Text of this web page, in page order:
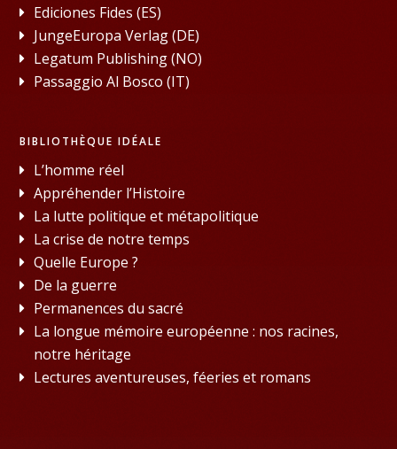
Ediciones Fides (ES)
JungeEuropa Verlag (DE)
Legatum Publishing (NO)
Passaggio Al Bosco (IT)
BIBLIOTHÈQUE IDÉALE
L’homme réel
Appréhender l’Histoire
La lutte politique et métapolitique
La crise de notre temps
Quelle Europe ?
De la guerre
Permanences du sacré
La longue mémoire européenne : nos racines,
notre héritage
Lectures aventureuses, féeries et romans